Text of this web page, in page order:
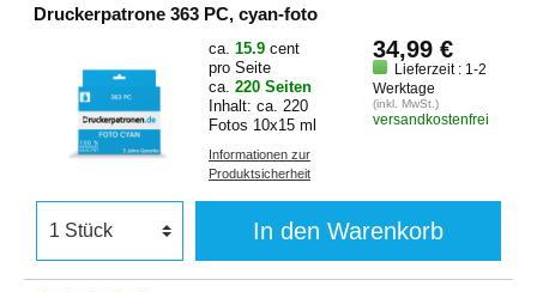
Druckerpatrone 363 PC, cyan-foto
ca. 15.9 cent
pro Seite
ca. 220 Seiten
Inhalt: ca. 220
Fotos 10x15 ml
Informationen zur
Produktsicherheit
34,99 €
Lieferzeit : 1-2
Werktage
(inkl. MwSt.)
versandkostenfrei
In den Warenkorb